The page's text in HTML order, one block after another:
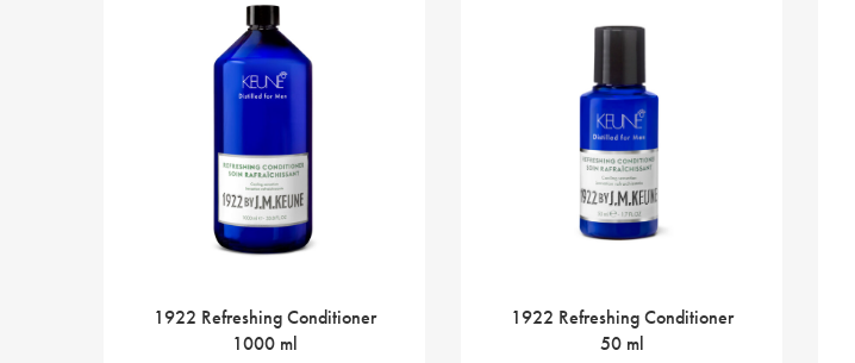
1922 Refreshing Conditioner
1000 ml
1922 Refreshing Conditioner
50 ml